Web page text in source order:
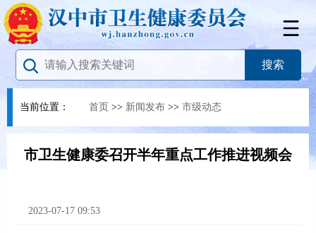
当前位置： 首页 >> 新闻发布 >> 市级动态
市卫生健康委召开半年重点工作推进视频会
2023-07-17 09:53